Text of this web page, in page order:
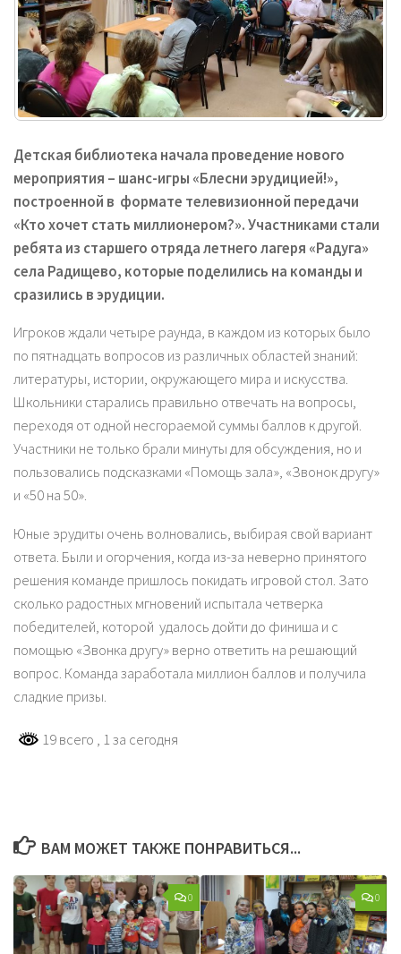
Детская библиотека начала проведение нового
мероприятия – шанс-игры «Блесни эрудицией!»,
построенной в формате телевизионной передачи
«Кто хочет стать миллионером?». Участниками стали
ребята из старшего отряда летнего лагеря «Радуга»
села Радищево, которые поделились на команды и
сразились в эрудиции.
Игроков ждали четыре раунда, в каждом из которых было
по пятнадцать вопросов из различных областей знаний:
литературы, истории, окружающего мира и искусства.
Школьники старались правильно отвечать на вопросы,
переходя от одной несгораемой суммы баллов к другой.
Участники не только брали минуты для обсуждения, но и
пользовались подсказками «Помощь зала», «Звонок другу»
и «50 на 50».
Юные эрудиты очень волновались, выбирая свой вариант
ответа. Были и огорчения, когда из-за неверно принятого
решения команде пришлось покидать игровой стол. Зато
сколько радостных мгновений испытала четверка
победителей, которой удалось дойти до финиша и с
помощью «Звонка другу» верно ответить на решающий
вопрос. Команда заработала миллион баллов и получила
сладкие призы.
19 всего , 1 за сегодня
ВАМ МОЖЕТ ТАКЖЕ ПОНРАВИТЬСЯ...
0 0